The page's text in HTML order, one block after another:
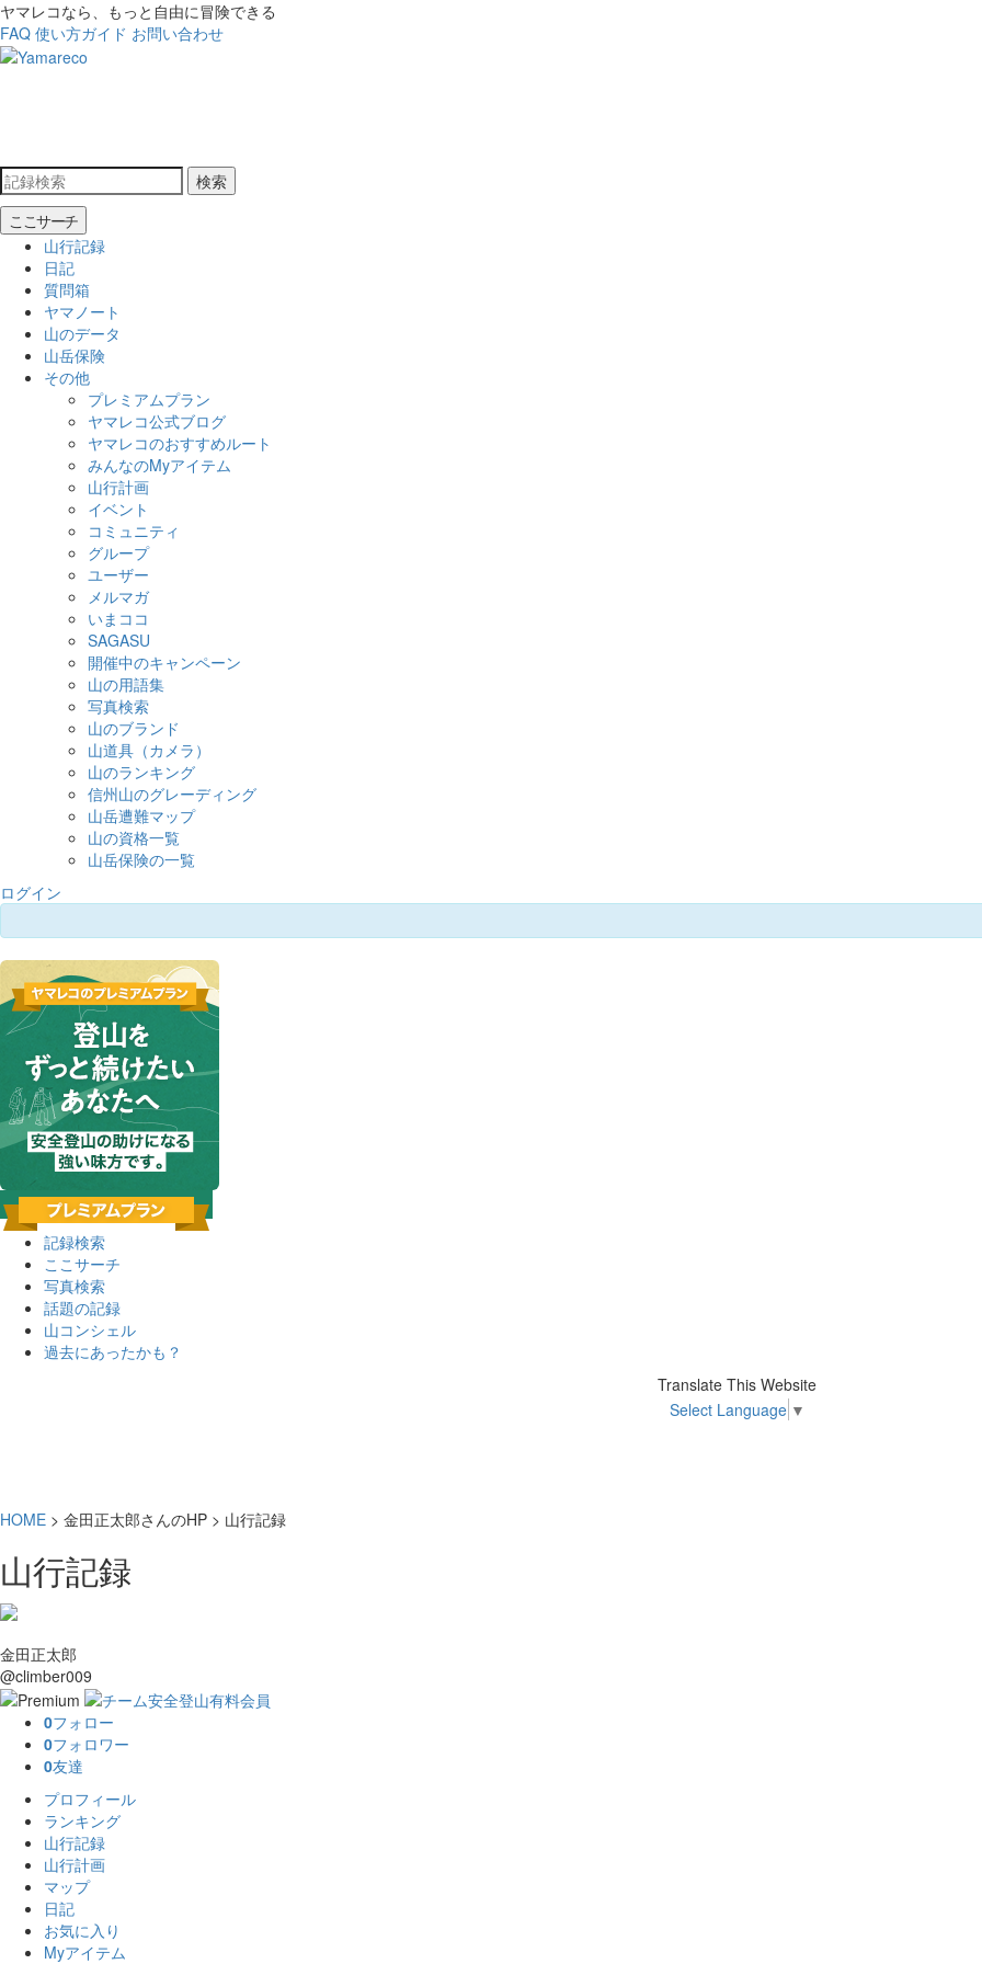
ヤマレコなら、もっと自由に冒険できる
FAQ 使い方ガイド お問い合わせ
検索
ここサーチ
山行記録
日記
質問箱
ヤマノート
山のデータ
山岳保険
その他
プレミアムプラン
ヤマレコ公式ブログ
ヤマレコのおすすめルート
みんなのMyアイテム
山行計画
イベント
コミュニティ
グループ
ユーザー
メルマガ
いまココ
SAGASU
開催中のキャンペーン
山の用語集
写真検索
山のブランド
山道具（カメラ）
山のランキング
信州山のグレーディング
山岳遭難マップ
山の資格一覧
山岳保険の一覧
ログイン
記録検索
ここサーチ
写真検索
話題の記録
山コンシェル
過去にあったかも？
Translate This Website
Select Language ▼
HOME > 金田正太郎さんのHP > 山行記録
山行記録
金田正太郎
@climber009
0フォロー
0フォロワー
0友達
プロフィール
ランキング
山行記録
山行計画
マップ
日記
お気に入り
Myアイテム